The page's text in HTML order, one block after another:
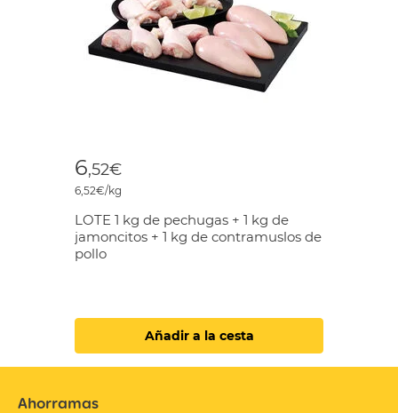
6,52€
6,52€/kg
LOTE 1 kg de pechugas + 1 kg de
jamoncitos + 1 kg de contramuslos de
pollo
Añadir a la cesta
Ahorramas